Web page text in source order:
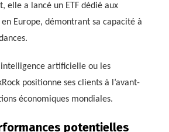
elle a lancé un ETF dédié aux
Europe, démontrant sa capacité à
artificielle ou les
positionne ses clients à l’avant-
économiques mondiales.
potentielles